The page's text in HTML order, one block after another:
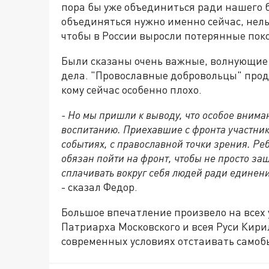
пора бы уже объединиться ради
объединяться нужно именно сейчас,
чтобы в России выросли потерянные
Были сказаны очень важные,
дела. "Провославные добровольцы"
кому сейчас особенно плохо.
- Но мы пришли к выводу, что особое
воспитанию. Приехавшие с фронта
событиях, с православной точки зрения.
обязан пойти на фронт, чтобы не просто
сплачивать вокруг себя людей ради
- сказал Федор.
Большое впечатление произвело на
Патриарха Московского и всея Руси
современных условиях отстаивать